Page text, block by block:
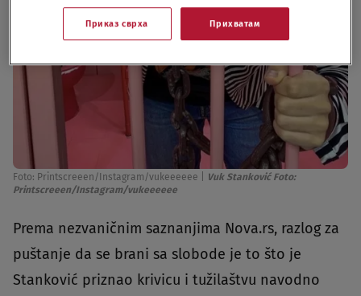
Foto: Printscreeen/Instagram/vukeeeeee
Vuk Stanković Foto:
Printscreeen/Instagram/vukeeeeee
Prema nezvaničnim saznanjima Nova.rs, razlog za
puštanje da se brani sa slobode je to što je
Stanković priznao krivicu i tužilaštvu navodno
Приказ сврха Прихватам